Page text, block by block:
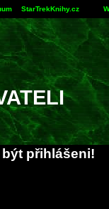
StarTrekKnihy.cz
přihlášeni!